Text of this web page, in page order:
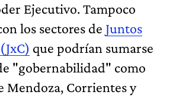
Ejecutivo. Tampoco
los sectores de Juntos
que podrían sumarse
"gobernabilidad" como
Mendoza, Corrientes y